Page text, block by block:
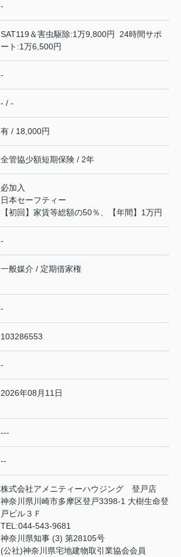
-
SAT119＆害虫駆除:1万9,800円 24時間サポ
ート:1万6,500円
-
- / -
有 / 18,000円
全管協少額短期保険 / 2年
必加入
日本セーフティー
【初回】家賃等総額の50％、【年間】1万円
-
一般媒介 / 定期借家権
-
103286553
-
2026年08月11日
---
--
株式会社アメニティーハウジング 登戸店
神奈川県川崎市多摩区登戸3398-1 大樹生命登
戸ビル３Ｆ
TEL:044-543-9681
神奈川県知事 (3) 第28105号
(公社)神奈川県宅地建物取引業協会会員